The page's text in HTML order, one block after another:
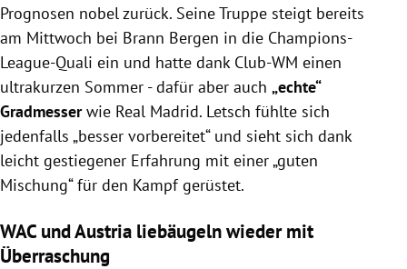
Prognosen nobel zurück. Seine Truppe steigt bereits
am Mittwoch bei Brann Bergen in die Champions-
League-Quali ein und hatte dank Club-WM einen
ultrakurzen Sommer - dafür aber auch „echte“
Gradmesserwie Real Madrid. Letsch fühlte sich
jedenfalls „besser vorbereitet“ und sieht sich dank
leicht gestiegener Erfahrung mit einer „guten
Mischung“ für den Kampf gerüstet.
WAC und Austria liebäugeln wieder mit
Überraschung